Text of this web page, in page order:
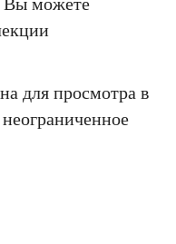
для просмотра в